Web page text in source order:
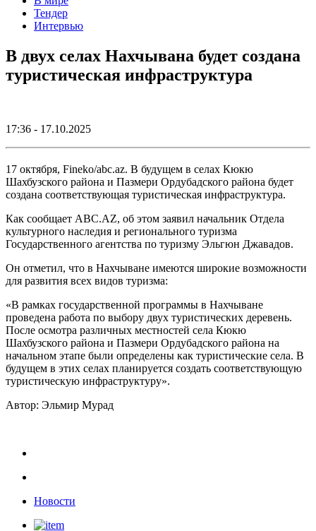
Тендер
Интервью
В двух селах Нахчывана будет создана
туристическая инфраструктура
17:36 - 17.10.2025
17 октября, Fineko/abc.az. В будущем в селах Кюкю
Шахбузского района и Пазмери Ордубадского района будет
создана соответствующая туристическая инфраструктура.
Как сообщает ABC.AZ, об этом заявил начальник Отдела
культурного наследия и регионального туризма
Государственного агентства по туризму Эльгюн Джавадов.
Он отметил, что в Нахчыване имеются широкие возможности
для развития всех видов туризма:
«В рамках государственной программы в Нахчыване
проведена работа по выбору двух туристических деревень.
После осмотра различных местностей села Кюкю
Шахбузского района и Пазмери Ордубадского района на
начальном этапе были определены как туристические села. В
будущем в этих селах планируется создать соответствующую
туристическую инфраструктуру».
Автор: Эльмир Мурад
Новости